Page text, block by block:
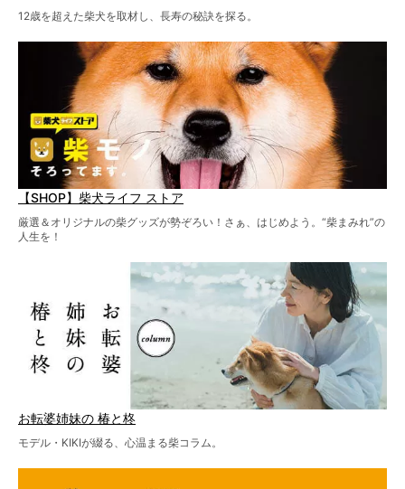
12歳を超えた柴犬を取材し、長寿の秘訣を探る。
【SHOP】柴犬ライフ ストア
厳選＆オリジナルの柴グッズが勢ぞろい！さぁ、はじめよう。“柴まみれ”の
人生を！
お転婆姉妹の 椿と柊
モデル・KIKIが綴る、心温まる柴コラム。